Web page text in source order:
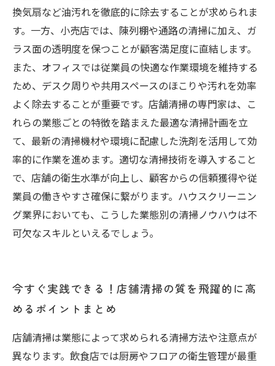
換気扇など油汚れを徹底的に除去することが求められま
す。一方、小売店では、陳列棚や通路の清掃に加え、ガ
ラス面の透明度を保つことが顧客満足度に直結します。
また、オフィスでは従業員の快適な作業環境を維持する
ため、デスク周りや共用スペースのほこりや汚れを効率
よく除去することが重要です。店舗清掃の専門家は、こ
れらの業態ごとの特徴を踏まえた最適な清掃計画を立
て、最新の清掃機材や環境に配慮した洗剤を活用して効
率的に作業を進めます。適切な清掃技術を導入すること
で、店舗の衛生水準が向上し、顧客からの信頼獲得や従
業員の働きやすさ確保に繋がります。ハウスクリーニン
グ業界においても、こうした業態別の清掃ノウハウは不
可欠なスキルといえるでしょう。
今すぐ実践できる！店舗清掃の質を飛躍的に高
めるポイントまとめ
店舗清掃は業態によって求められる清掃方法や注意点が
異なります。飲食店では厨房やフロアの衛生管理が最重